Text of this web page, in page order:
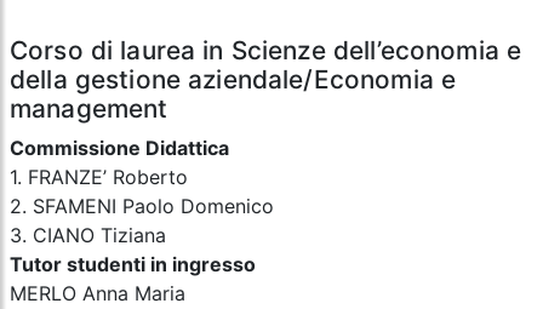
Corso di laurea in Scienze dell’economia e
della gestione aziendale/Economia e
management
Commissione Didattica
1. FRANZE’ Roberto
2. SFAMENI Paolo Domenico
3. CIANO Tiziana
Tutor studenti in ingresso
MERLO Anna Maria